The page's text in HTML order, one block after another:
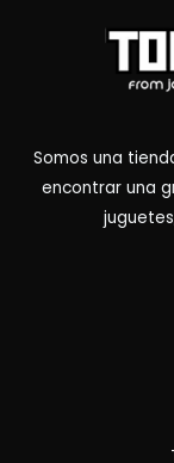
Somos una
encontrar una